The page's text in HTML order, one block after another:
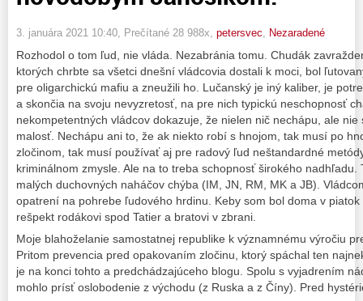
3. januára 2021 10:40 , Prečítané 28 988x, petersvec Nezaradené
Rozhodol o tom ľud, nie vláda. Nezabránia tomu. Chudák
ktorých chrbte sa všetci dnešní vládcovia dostali k moci, bol
pre oligarchickú mafiu a zneužili ho. Lučanský je iný kaliber, je
a skončia na svoju nevyzretosť, na pre nich typickú neschopnosť
nekompetentných vládcov dokazuje, že nielen nič nechápu, ale
malosť. Nechápu ani to, že ak niekto robí s hnojom, tak musí po
zločinom, tak musí používať aj pre radový ľud neštandardné
kriminálnom zmysle. Ale na to treba schopnosť širokého
malých duchovných naháčov chýba (IM, JN, RM, MK a JB).
opatrení na pohrebe ľudového hrdinu. Keby som bol doma v
rešpekt rodákovi spod Tatier a bratovi v zbrani.
Moje blahoželanie samostatnej republike k významnému výročiu
Pritom prevencia pred opakovaním zločinu, ktorý spáchal ten
je na konci tohto a predchádzajúceho blogu. Spolu s vyjadrením
mohlo prísť oslobodenie z východu (z Ruska a z Číny). Pred